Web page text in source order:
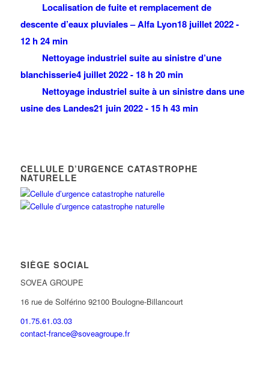
Localisation de fuite et remplacement de
descente d’eaux pluviales – Alfa Lyon18 juillet 2022 -
12 h 24 min
Nettoyage industriel suite au sinistre d’une
blanchisserie4 juillet 2022 - 18 h 20 min
Nettoyage industriel suite à un sinistre dans une
usine des Landes21 juin 2022 - 15 h 43 min
CELLULE D’URGENCE CATASTROPHE
NATURELLE
SIÈGE SOCIAL
SOVEA GROUPE
16 rue de Solférino 92100 Boulogne-Billancourt
01.75.61.03.03
contact-france@soveagroupe.fr